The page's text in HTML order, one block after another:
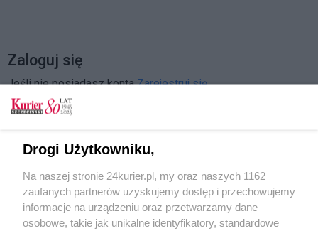
Zaloguj się
Jeśli nie posiadasz kontaZarejestruj się
Drogi Użytkowniku,
Na naszej stronie 24kurier.pl, my oraz naszych 1162
zaufanych partnerów uzyskujemy dostęp i przechowujemy
informacje na urządzeniu oraz przetwarzamy dane
osobowe, takie jak unikalne identyfikatory, standardowe